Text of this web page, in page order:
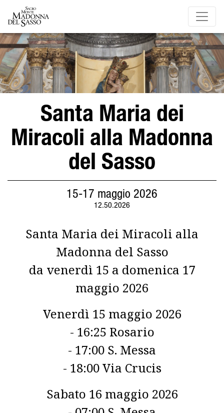
Santa Maria dei
Miracoli alla Madonna
del Sasso
15-17 maggio 2026
12.50.2026
Santa Maria dei Miracoli alla
Madonna del Sasso
da venerdì 15 a domenica 17
maggio 2026
Venerdì 15 maggio 2026
- 16:25 Rosario
- 17:00 S. Messa
- 18:00 Via Crucis
Sabato 16 maggio 2026